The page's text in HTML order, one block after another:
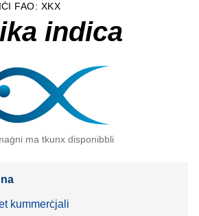
FAO: XKX
indica
ma tkunx disponibbli
kummerċjali